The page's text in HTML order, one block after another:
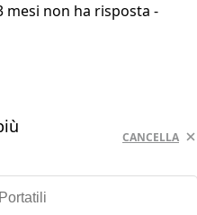
mesi non ha risposta -
CANCELLA